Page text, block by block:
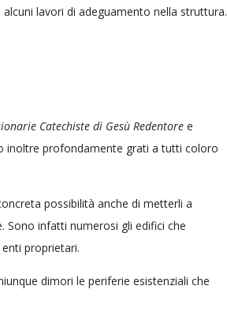
lavori di adeguamento nella struttura.
Catechiste di Gesù Redentore e
inoltre profondamente grati a tutti coloro
possibilità anche di metterli a
Sono infatti numerosi gli edifici che
proprietari.
dimori le periferie esistenziali che